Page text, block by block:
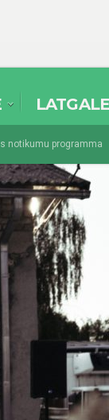
LATGALE
programma